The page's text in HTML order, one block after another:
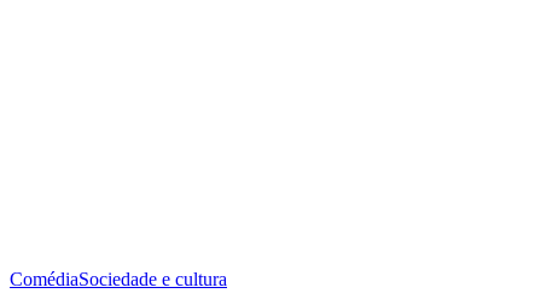
ComédiaSociedade e cultura